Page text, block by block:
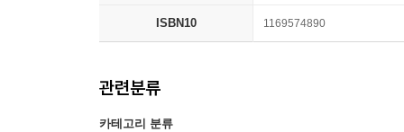
ISBN10 1169574890
관련분류
카테고리 분류